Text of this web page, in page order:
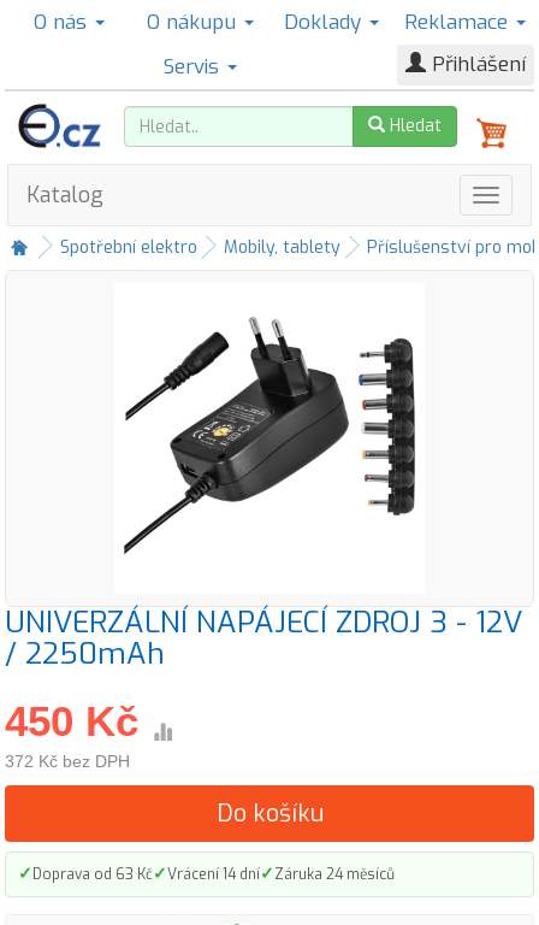
O nás O nákupu Doklady
Reklamace
Servis
Přihlášení
Hledat
Katalog
Spotřební elektro Mobily, tablety Příslušenství pro
UNIVERZÁLNÍ NAPÁJECÍ ZDROJ 3 - 12V
/ 2250mAh
450 Kč
372 Kč bez DPH
Do košíku
✓Doprava od 63 Kč✓Vrácení 14 dní✓Záruka 24 měsíců